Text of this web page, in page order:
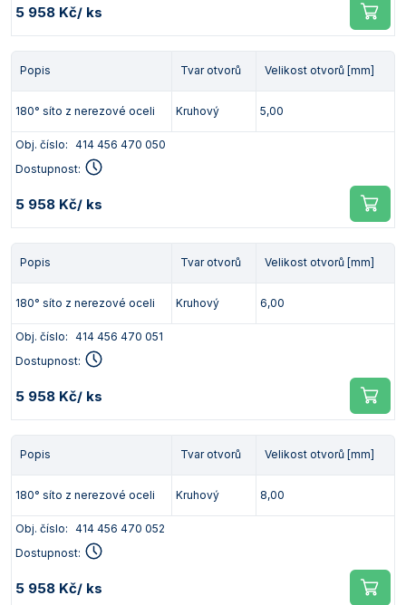
5 958 Kč/ ks
Popis Tvar otvorů Velikost otvorů [mm]
180° síto z nerezové oceli Kruhový 5,00
Obj. číslo: 414 456 470 050
Dostupnost:
5 958 Kč/ ks
Popis Tvar otvorů Velikost otvorů [mm]
180° síto z nerezové oceli Kruhový 6,00
Obj. číslo: 414 456 470 051
Dostupnost:
5 958 Kč/ ks
Popis Tvar otvorů Velikost otvorů [mm]
180° síto z nerezové oceli Kruhový 8,00
Obj. číslo: 414 456 470 052
Dostupnost:
5 958 Kč/ ks